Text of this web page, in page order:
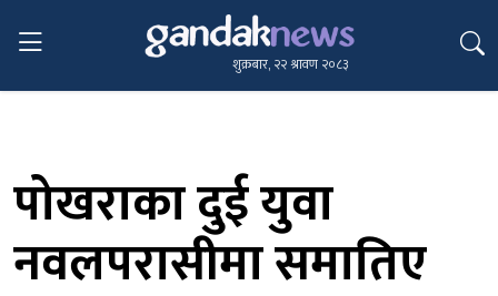
शुक्रबार, २२ श्रावण २०८३
पोखराका दुई युवा
नवलपरासीमा समातिए